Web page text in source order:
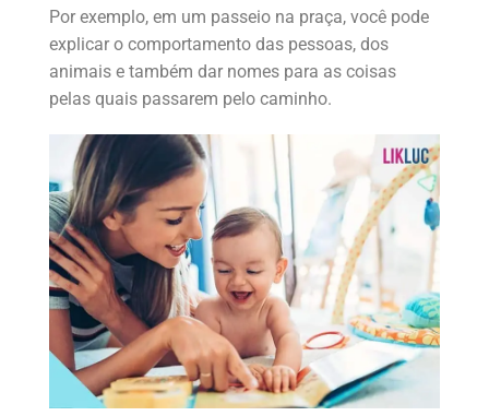
Por exemplo, em um passeio na praça, você pode
explicar o comportamento das pessoas, dos
animais e também dar nomes para as coisas
pelas quais passarem pelo caminho.